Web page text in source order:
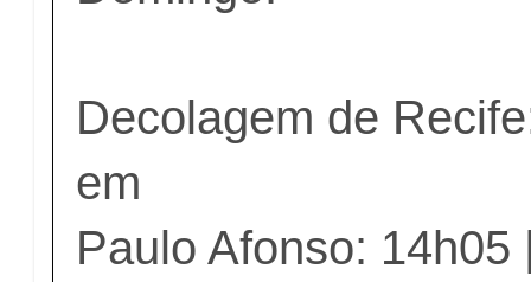
Decolagem de
em
Paulo Afonso: